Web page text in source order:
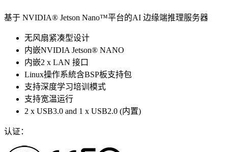
基于 NVIDIA® Jetson Nano™平台的AI 边缘端推理服务器
无风扇紧凑型设计
内嵌NVIDIA Jetson® NANO
内嵌2 x LAN 接口
Linux操作系統含BSP板支持包
支持深度学习培训模式
支持宽温运行
2 x USB3.0 and 1 x USB2.0 (内置)
认证：